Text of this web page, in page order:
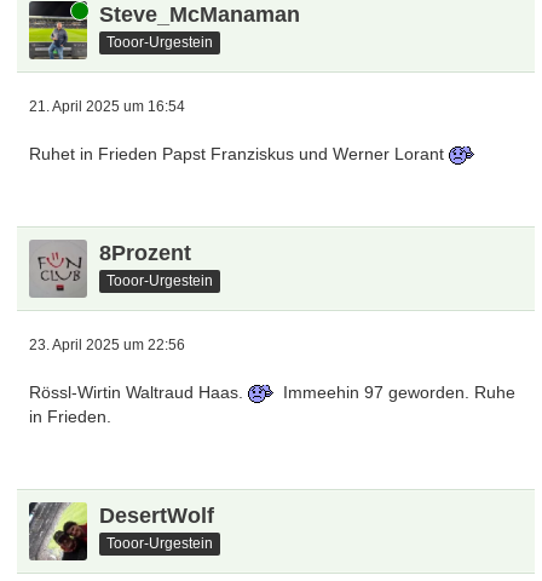
Online Steve_McManaman
Tooor-Urgestein
21. April 2025 um 16:54
Ruhet in Frieden Papst Franziskus und Werner Lorant
8Prozent
Tooor-Urgestein
23. April 2025 um 22:56
Rössl-Wirtin Waltraud Haas.
Immeehin 97 geworden. Ruhe
in Frieden.
DesertWolf
Tooor-Urgestein